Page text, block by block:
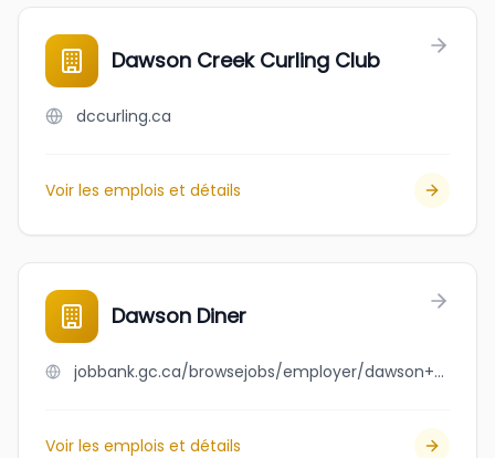
Dawson Creek Curling Club
dccurling.ca
Voir les emplois et détails
Dawson Diner
jobbank.gc.ca/browsejobs/employer/dawson+diner/ca
Voir les emplois et détails